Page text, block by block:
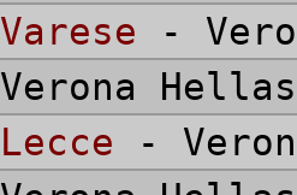
Varese -
Verona
Lecce -